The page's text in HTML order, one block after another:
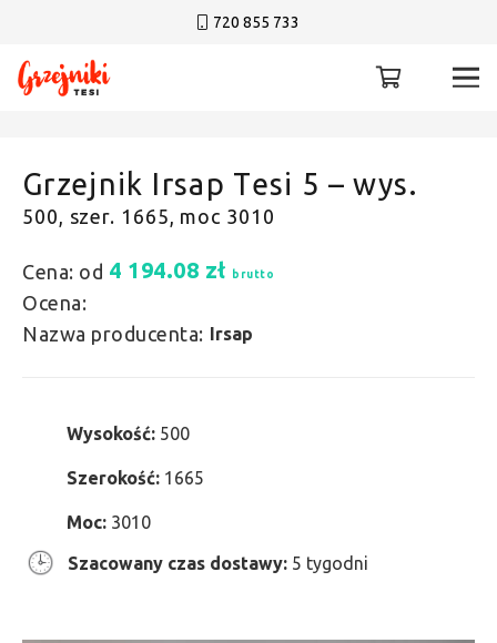
720 855 733
Grzejnik Irsap Tesi 5 – wys.
500, szer. 1665, moc 3010
Cena: od 4 194.08 zł brutto
Ocena:
Nazwa producenta: Irsap
Wysokość: 500
Szerokość: 1665
Moc: 3010
Szacowany czas dostawy: 5 tygodni